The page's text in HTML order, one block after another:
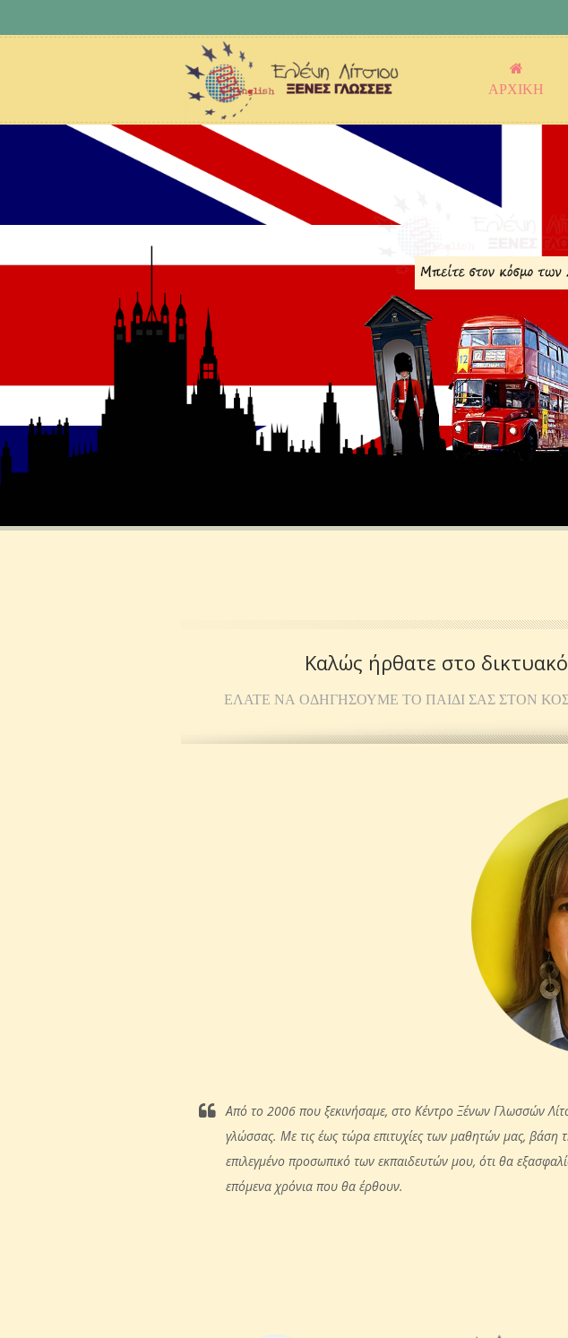
ΑΡΧΙΚΗ
Καλώς ήρθατε στο
ΕΛΆΤΕ ΝΑ ΟΔΗΓΉΣΟΥΜΕ ΤΟ ΠΑΙΔΊ ΣΑΣ ΣΤΟΝ
Από το 2006 που ξεκινήσαμε, στο Κέντρο Ξένων Γλωσσών
γλώσσας. Με τις έως τώρα επιτυχίες των μαθητών μας, βάση
επιλεγμένο προσωπικό των εκπαιδευτών μου, ότι θα
επόμενα χρόνια που θα έρθουν.